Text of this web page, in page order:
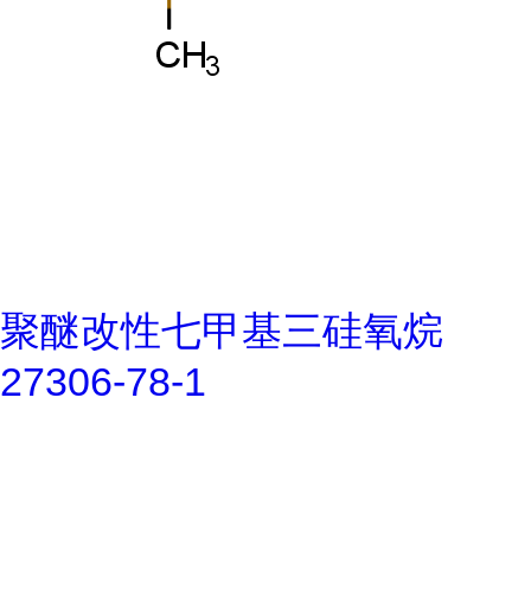
聚醚改性七甲基三硅氧烷
27306-78-1